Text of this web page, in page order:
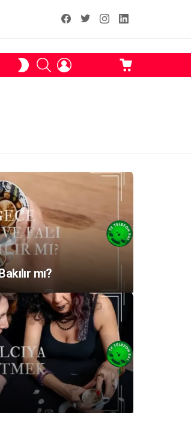
facebook
T instagramLinkedin Fal
SKIN
ANAHTARI
ARAMA
mı?